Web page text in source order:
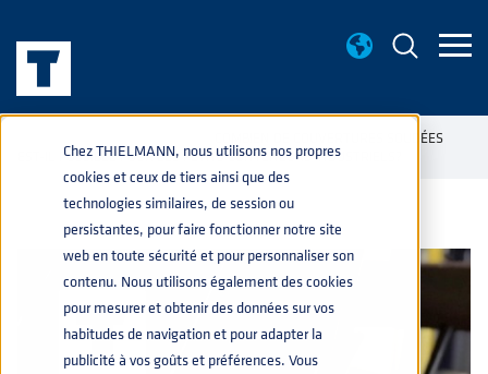
Chez THIELMANN, nous utilisons nos propres
cookies et ceux de tiers ainsi que des
technologies similaires, de session ou
persistantes, pour faire fonctionner notre site
web en toute sécurité et pour personnaliser son
contenu. Nous utilisons également des cookies
pour mesurer et obtenir des données sur vos
habitudes de navigation et pour adapter la
publicité à vos goûts et préférences. Vous
COMBIEN DE COUVERTURES SOUDÉES
EST-IL POSSIBLE POUR LES PETITS CONTENEURS INDUSTRIELS?